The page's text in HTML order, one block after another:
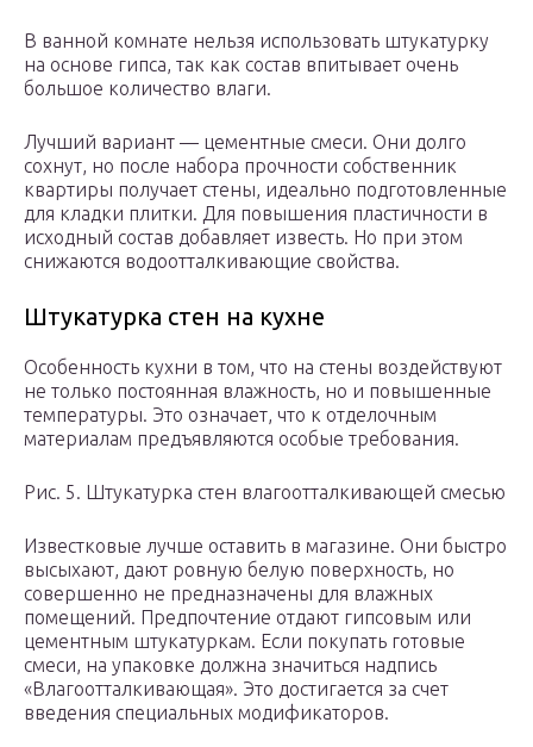
В ванной комнате нельзя использовать штукатурку
на основе гипса, так как состав впитывает очень
большое количество влаги.
Лучший вариант — цементные смеси. Они долго
сохнут, но после набора прочности собственник
квартиры получает стены, идеально подготовленные
для кладки плитки. Для повышения пластичности в
исходный состав добавляет известь. Но при этом
снижаются водоотталкивающие свойства.
Штукатурка стен на кухне
Особенность кухни в том, что на стены воздействуют
не только постоянная влажность, но и повышенные
температуры. Это означает, что к отделочным
материалам предъявляются особые требования.
Рис. 5. Штукатурка стен влагоотталкивающей смесью
Известковые лучше оставить в магазине. Они быстро
высыхают, дают ровную белую поверхность, но
совершенно не предназначены для влажных
помещений. Предпочтение отдают гипсовым или
цементным штукатуркам. Если покупать готовые
смеси, на упаковке должна значиться надпись
«Влагоотталкивающая». Это достигается за счет
введения специальных модификаторов.